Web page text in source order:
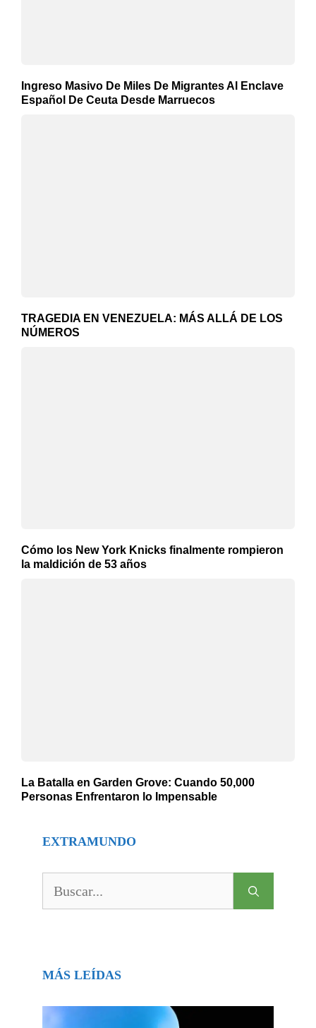
Ingreso Masivo De Miles De Migrantes Al Enclave
Español De Ceuta Desde Marruecos
TRAGEDIA EN VENEZUELA: MÁS ALLÁ DE LOS
NÚMEROS
Cómo los New York Knicks finalmente rompieron
la maldición de 53 años
La Batalla en Garden Grove: Cuando 50,000
Personas Enfrentaron lo Impensable
EXTRAMUNDO
MÁS LEÍDAS